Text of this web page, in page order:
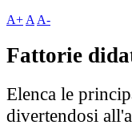
A+ A A-
Fattorie
Elenca le
divertendosi